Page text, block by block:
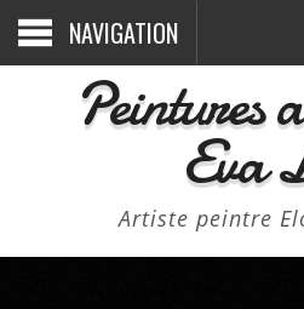
NAVIGATION
Peintures
Eva
Artiste peintre